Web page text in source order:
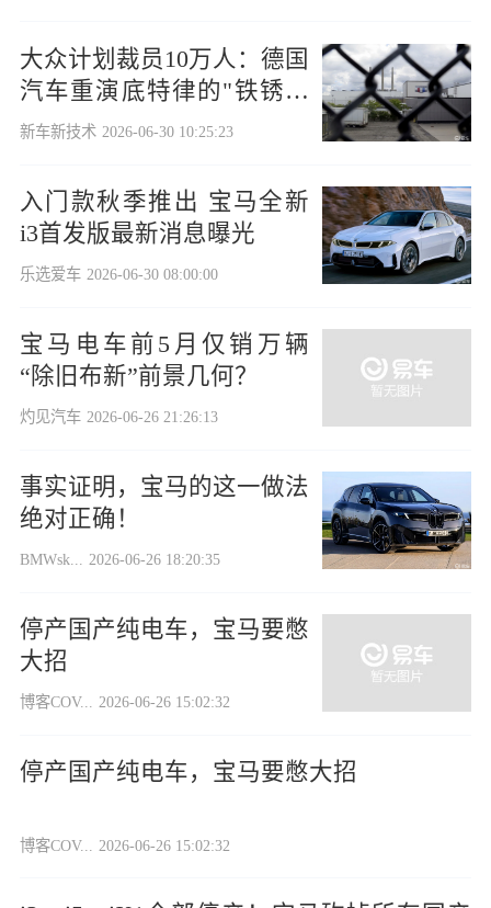
大众计划裁员10万人：德国
汽车重演底特律的"铁锈带
悲剧"
新车新技术 2026-06-30 10:25:23
入门款秋季推出 宝马全新
i3首发版最新消息曝光
乐选爱车 2026-06-30 08:00:00
宝马电车前5月仅销万辆
“除旧布新”前景几何？
灼见汽车 2026-06-26 21:26:13
事实证明，宝马的这一做法
绝对正确！
BMWsk... 2026-06-26 18:20:35
停产国产纯电车，宝马要憋
大招
博客COV... 2026-06-26 15:02:32
停产国产纯电车，宝马要憋大招
博客COV... 2026-06-26 15:02:32